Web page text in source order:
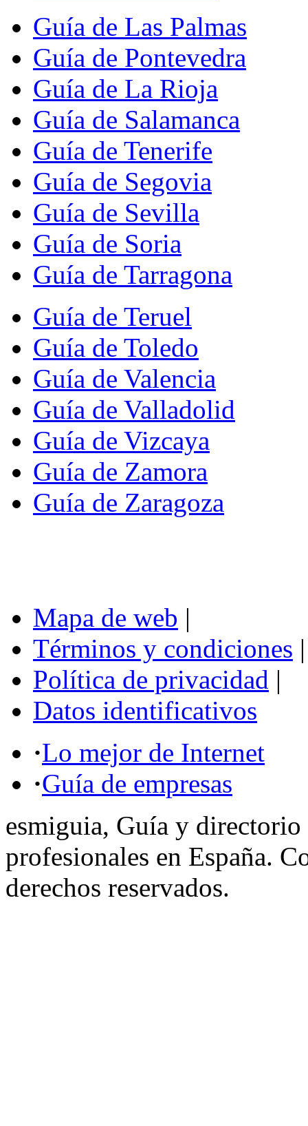
Guía de Las Palmas
Guía de Pontevedra
Guía de La Rioja
Guía de Salamanca
Guía de Tenerife
Guía de Segovia
Guía de Sevilla
Guía de Soria
Guía de Tarragona
Guía de Teruel
Guía de Toledo
Guía de Valencia
Guía de Valladolid
Guía de Vizcaya
Guía de Zamora
Guía de Zaragoza
Mapa de web |
Términos y condiciones |
Política de privacidad |
Datos identificativos
·Lo mejor de Internet
·Guía de empresas
esmiguia, Guía y directorio
profesionales en España.
derechos reservados.